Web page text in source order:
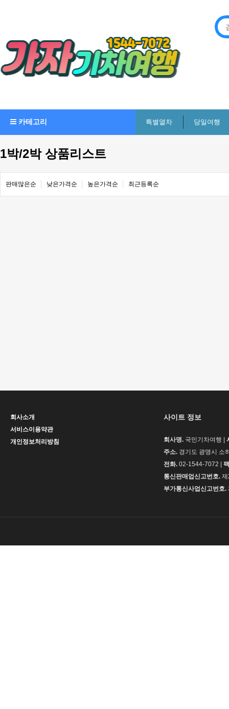
카테고리 특별열차 당일여행
1박/2박 상품리스트
판매많은순 낮은가격순 높은가격순 최근등록순
회사소개
서비스이용약관
개인정보처리방침
사이트 정보
회사명. 국민기차여행 |
주소. 경기도 광명시 소
전화. 02-1544-7072 |
통신판매업신고번호.
부가통신사업신고번호.